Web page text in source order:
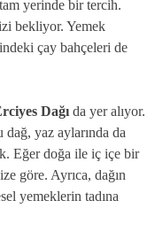
tam yerinde bir tercih.
bekliyor. Yemek
çay bahçeleri de
Dağı da yer alıyor.
yaz aylarında da
Eğer doğa ile iç içe bir
göre. Ayrıca, dağın
yemeklerin tadına